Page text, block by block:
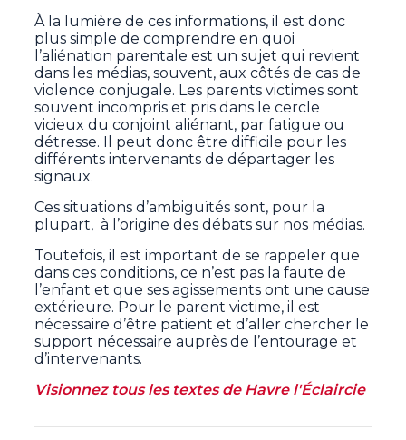
À la lumière de ces informations, il est donc
plus simple de comprendre en quoi
l’aliénation parentale est un sujet qui revient
dans les médias, souvent, aux côtés de cas de
violence conjugale. Les parents victimes sont
souvent incompris et pris dans le cercle
vicieux du conjoint aliénant, par fatigue ou
détresse. Il peut donc être difficile pour les
différents intervenants de départager les
signaux.
Ces situations d’ambiguïtés sont, pour la
plupart, à l’origine des débats sur nos médias.
Toutefois, il est important de se rappeler que
dans ces conditions, ce n’est pas la faute de
l’enfant et que ses agissements ont une cause
extérieure. Pour le parent victime, il est
nécessaire d’être patient et d’aller chercher le
support nécessaire auprès de l’entourage et
d’intervenants.
Visionnez tous les textes de Havre l'Éclaircie